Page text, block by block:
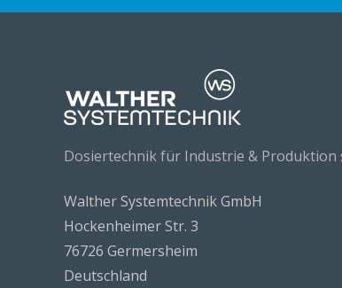
Dosiertechnik für Industrie & Produktion
Walther Systemtechnik GmbH
Hockenheimer Str. 3
76726 Germersheim
Deutschland